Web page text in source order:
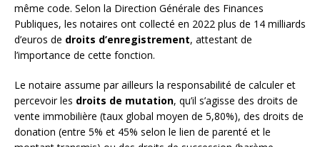
même code. Selon la Direction Générale des Finances
Publiques, les notaires ont collecté en 2022 plus de 14 milliards
d’euros de droits d’enregistrement, attestant de
l’importance de cette fonction.
Le notaire assume par ailleurs la responsabilité de calculer et
percevoir les droits de mutation, qu’il s’agisse des droits de
vente immobilière (taux global moyen de 5,80%), des droits de
donation (entre 5% et 45% selon le lien de parenté et le